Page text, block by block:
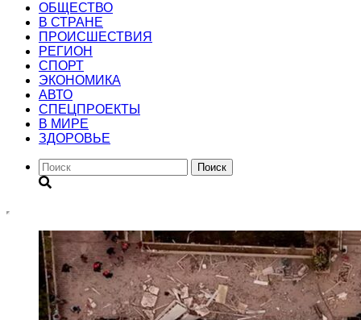
ОБЩЕСТВО
В СТРАНЕ
ПРОИСШЕСТВИЯ
РЕГИОН
CПОРТ
ЭКОНОМИКА
АВТО
СПЕЦПРОЕКТЫ
В МИРЕ
ЗДОРОВЬЕ
Поиск